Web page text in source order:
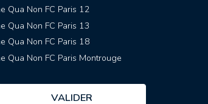
Qua Non FC Paris 12
Qua Non FC Paris 13
Qua Non FC Paris 18
Qua Non FC Paris Montrouge